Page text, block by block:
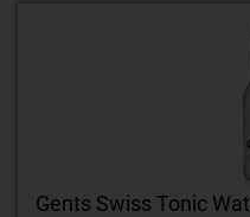
Gents Swiss Tonic